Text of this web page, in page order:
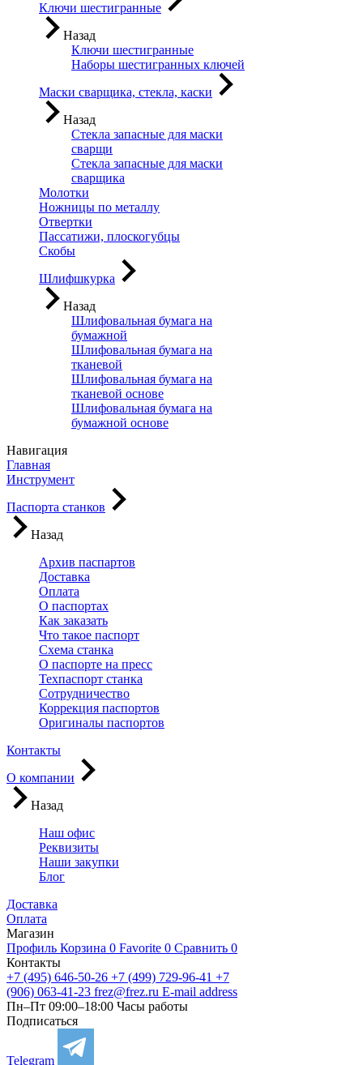
Ключи шестигранные
Назад
Ключи шестигранные
Наборы шестигранных ключей
Маски сварщика, стекла, каски
Назад
Стекла запасные для маски
сварщи
Стекла запасные для маски
сварщика
Молотки
Ножницы по металлу
Отвертки
Пассатижи, плоскогубцы
Скобы
Шлифшкурка
Назад
Шлифовальная бумага на
бумажной
Шлифовальная бумага на
тканевой
Шлифовальная бумага на
тканевой основе
Шлифовальная бумага на
бумажной основе
Навигация
Главная
Инструмент
Паспорта станков
Назад
Архив паспартов
Доставка
Оплата
О паспортах
Как заказать
Что такое паспорт
Схема станка
О паспорте на пресс
Техпаспорт станка
Сотрудничество
Коррекция паспортов
Оригиналы паспортов
Контакты
О компании
Назад
Наш офис
Реквизиты
Наши закупки
Блог
Доставка
Оплата
Магазин
Профиль Корзина 0 Favorite 0 Сравнить 0
Контакты
+7 (495) 646-50-26 +7 (499) 729-96-41 +7
(906) 063-41-23 frez@frez.ru E-mail address
Пн–Пт 09:00–18:00 Часы работы
Подписаться
Telegram